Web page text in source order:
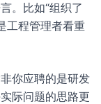
。比如“组织了
工程管理者看重
你应聘的是研发
际问题的思路更